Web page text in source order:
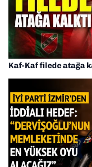
Kaf-Kaf filede atağa